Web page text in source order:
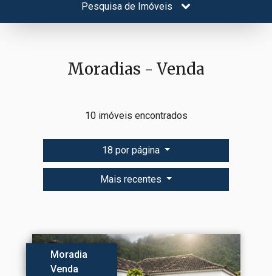
Pesquisa de Imóveis
Moradias - Venda
10 imóveis encontrados
18 por página
Mais recentes
Moradia
Venda